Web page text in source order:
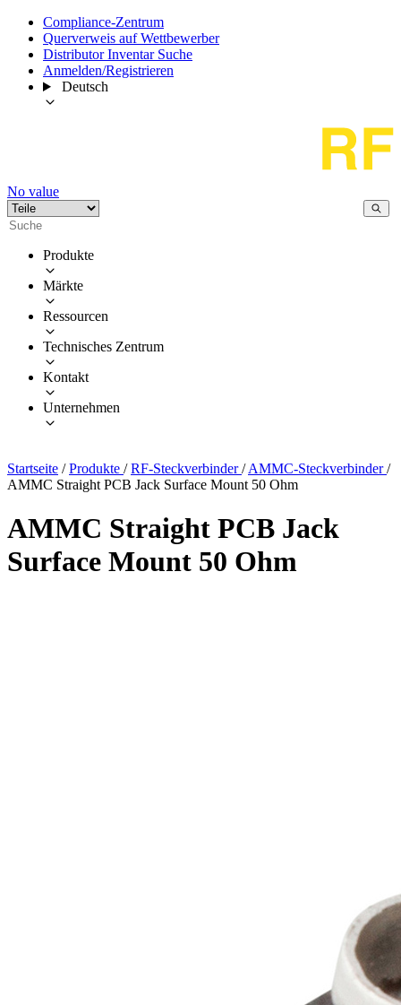
Compliance-Zentrum
Querverweis auf Wettbewerber
Distributor Inventar Suche
Anmelden/Registrieren
Deutsch
No value
Produkte
Märkte
Ressourcen
Technisches Zentrum
Kontakt
Unternehmen
Startseite / Produkte / RF-Steckverbinder/ AMMC-Steckverbinder/
AMMC Straight PCB Jack Surface Mount 50 Ohm
AMMC Straight PCB Jack
Surface Mount 50 Ohm